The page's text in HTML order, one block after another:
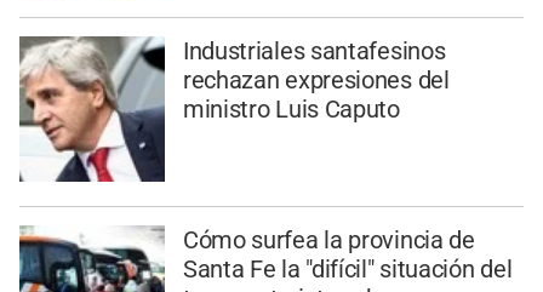
Industriales santafesinos
rechazan expresiones del
ministro Luis Caputo
Cómo surfea la provincia de
Santa Fe la "difícil" situación del